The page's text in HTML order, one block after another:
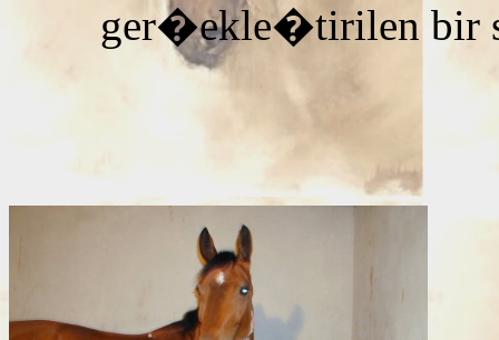
ger�ekle�tirilen bir